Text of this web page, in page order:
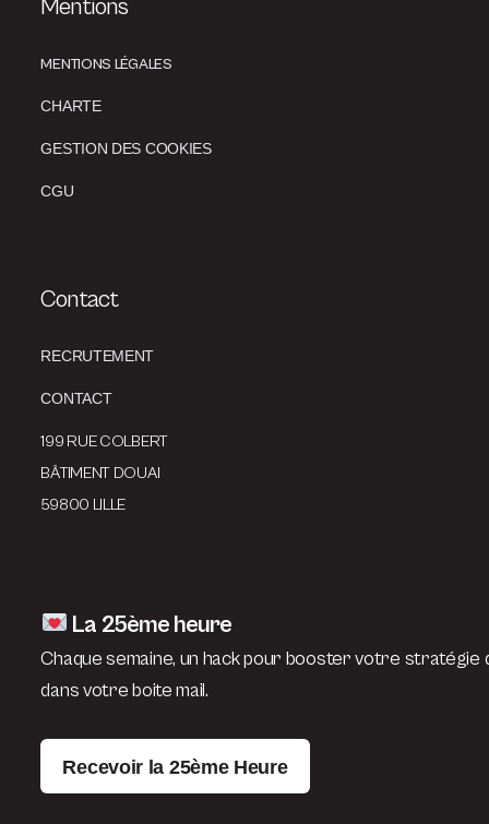
Mentions
MENTIONS LÉGALES
CHARTE
GESTION DES COOKIES
CGU
Contact
RECRUTEMENT
CONTACT
199 RUE COLBERT
BÂTIMENT DOUAI
59800 LILLE
La 25ème heure
Chaque semaine, un hack pour booster votre stratégie
dans votre boite mail.
Recevoir la 25ème Heure